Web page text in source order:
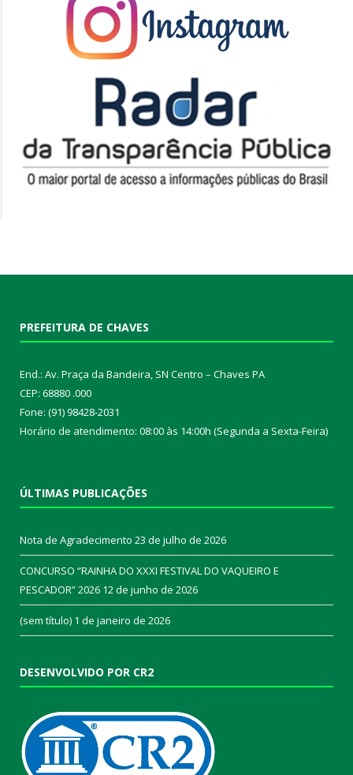
PREFEITURA DE CHAVES
End.: Av. Praça da Bandeira, SN Centro – Chaves PA
CEP: 68880 .000
Fone: (91) 98428-2031
Horário de atendimento: 08:00 às 14:00h (Segunda a Sexta-Feira)
ÚLTIMAS PUBLICAÇÕES
Nota de Agradecimento 23 de julho de 2026
CONCURSO “RAINHA DO XXXI FESTIVAL DO VAQUEIRO E
PESCADOR” 2026 12 de junho de 2026
(sem título) 1 de janeiro de 2026
DESENVOLVIDO POR CR2